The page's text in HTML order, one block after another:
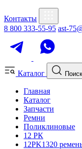
Контакты
8 800 333-55-95 ast-
Каталог Поиск
Главная
Каталог
Запчасти
Ремни
Поликлиновые
12 РК
12PK1320